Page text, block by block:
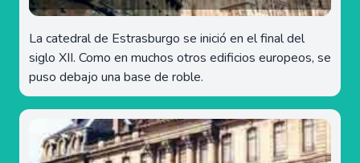
La catedral de Estrasburgo se inició en el final del
siglo XII. Como en muchos otros edificios europeos, se
puso debajo una base de roble.